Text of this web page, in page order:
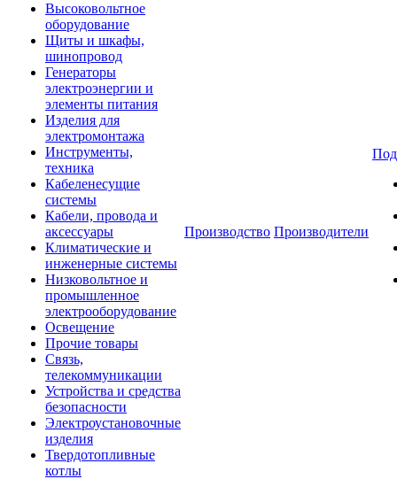
Высоковольтное
оборудование
Щиты и шкафы,
шинопровод
Генераторы
электроэнергии и
элементы питания
Изделия для
электромонтажа
Инструменты,
техника
Кабеленесущие
системы
Кабели, провода и
аксессуары
Климатические и
инженерные системы
Низковольтное и
промышленное
электрооборудование
Освещение
Прочие товары
Связь,
телекоммуникации
Устройства и средства
безопасности
Электроустановочные
изделия
Твердотопливные
котлы
Производство Производители